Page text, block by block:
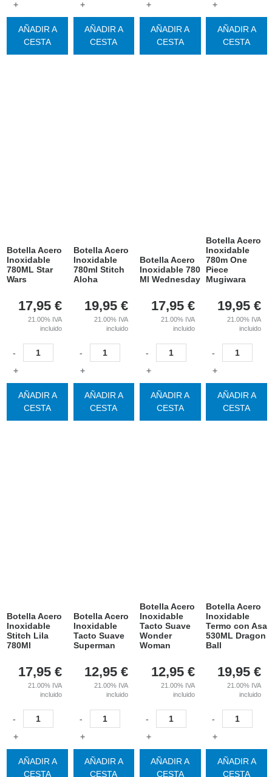
+
AÑADIR A
CESTA
+
AÑADIR A
CESTA
+
AÑADIR A
CESTA
+
AÑADIR A
CESTA
Botella Acero
Inoxidable
780ML Star
Wars
17,95 €
21.00% IVA
incluido
-
+
AÑADIR A
CESTA
Botella Acero
Inoxidable
780ml Stitch
Aloha
19,95 €
21.00% IVA
incluido
-
+
AÑADIR A
CESTA
Botella Acero
Inoxidable 780
Ml Wednesday
17,95 €
21.00% IVA
incluido
-
+
AÑADIR A
CESTA
Botella Acero
Inoxidable
780m One
Piece
Mugiwara
19,95 €
21.00% IVA
incluido
-
+
AÑADIR A
CESTA
Botella Acero
Inoxidable
Stitch Lila
780Ml
17,95 €
21.00% IVA
incluido
-
+
AÑADIR A
CESTA
Botella Acero
Inoxidable
Tacto Suave
Superman
12,95 €
21.00% IVA
incluido
-
+
AÑADIR A
CESTA
Botella Acero
Inoxidable
Tacto Suave
Wonder
Woman
12,95 €
21.00% IVA
incluido
-
+
AÑADIR A
CESTA
Botella Acero
Inoxidable
Termo con Asa
530ML Dragon
Ball
19,95 €
21.00% IVA
incluido
-
+
AÑADIR A
CESTA